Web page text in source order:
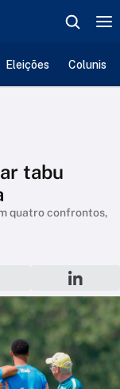
Eleições
tabu
quatro confrontos,